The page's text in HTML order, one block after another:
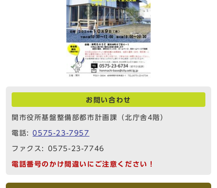
お問い合わせ
関市役所基盤整備部都市計画課（北庁舎4階）
電話:0575-23-7957
ファクス: 0575-23-7746
電話番号のかけ間違いにご注意ください！